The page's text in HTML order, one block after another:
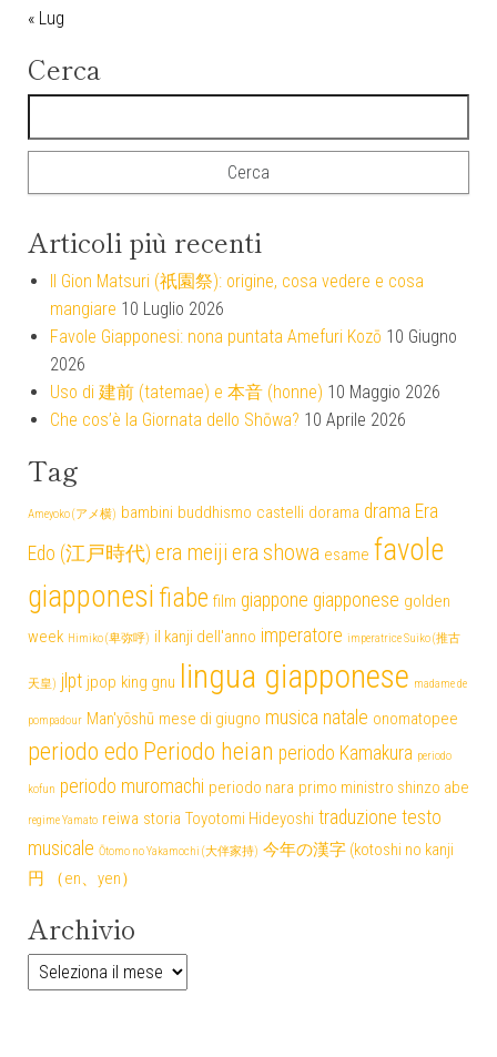
« Lug
Cerca
Articoli più recenti
Il Gion Matsuri (祇園祭): origine, cosa vedere e cosa
mangiare 10 Luglio 2026
Favole Giapponesi: nona puntata Amefuri Kozō 10 Giugno
2026
Uso di 建前 (tatemae) e 本音 (honne) 10 Maggio 2026
Che cos’è la Giornata dello Shōwa? 10 Aprile 2026
Tag
Ameyoko (アメ横) bambini buddhismo castelli dorama drama Era
Edo (江戸時代) era meiji era showa esame favole
giapponesi fiabe film giappone giapponese golden
week Himiko (卑弥呼) il kanji dell'anno imperatore imperatrice Suiko (推古
天皇) jlpt jpop king gnu lingua giapponese madame de
pompadour Man'yōshū mese di giugno musica natale onomatopee
periodo edo Periodo heian periodo Kamakura periodo
kofun periodo muromachi periodo nara primo ministro shinzo abe
regime Yamato reiwa storia Toyotomi Hideyoshi traduzione testo
musicale Ōtomo no Yakamochi (大伴家持) 今年の漢字 (kotoshi no kanji
円 （en、yen）
Archivio
Archivio